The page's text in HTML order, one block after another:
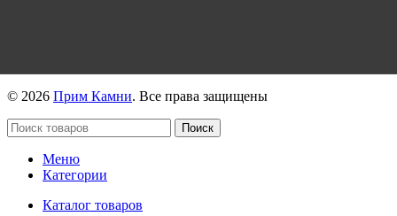
© 2026 Прим Камни. Все права защищены
Поиск
Меню
Категории
Каталог товаров